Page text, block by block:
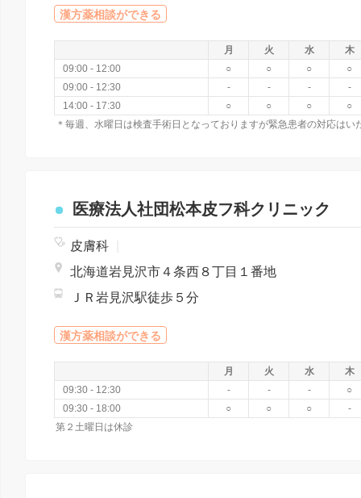
漢方薬相談ができる
月 火 水
木
09:00 - 12:00
○ ○ ○
○
09:00 - 12:30
- - -
-
14:00 - 17:30
○ ○ ○ ○
医療法人社団松本皮フ科クリニック
皮膚科
北海道岩見沢市４条西８丁目１番地
ＪＲ岩見沢駅徒歩５分
漢方薬相談ができる
月 火 水
木
09:30 - 12:30
- - -
○
09:30 - 18:00
○ ○ ○
-
第２土曜日は休診